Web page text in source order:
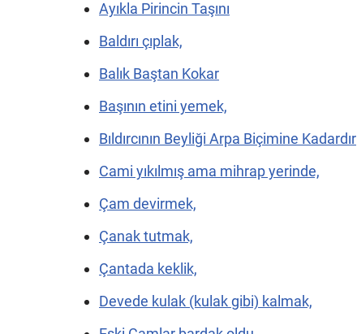
Ayıkla Pirincin Taşını
Baldırı çıplak,
Balık Baştan Kokar
Başının etini yemek,
Bıldırcının Beyliği Arpa Biçimine Kadardır
Cami yıkılmış ama mihrap yerinde,
Çam devirmek,
Çanak tutmak,
Çantada keklik,
Devede kulak (kulak gibi) kalmak,